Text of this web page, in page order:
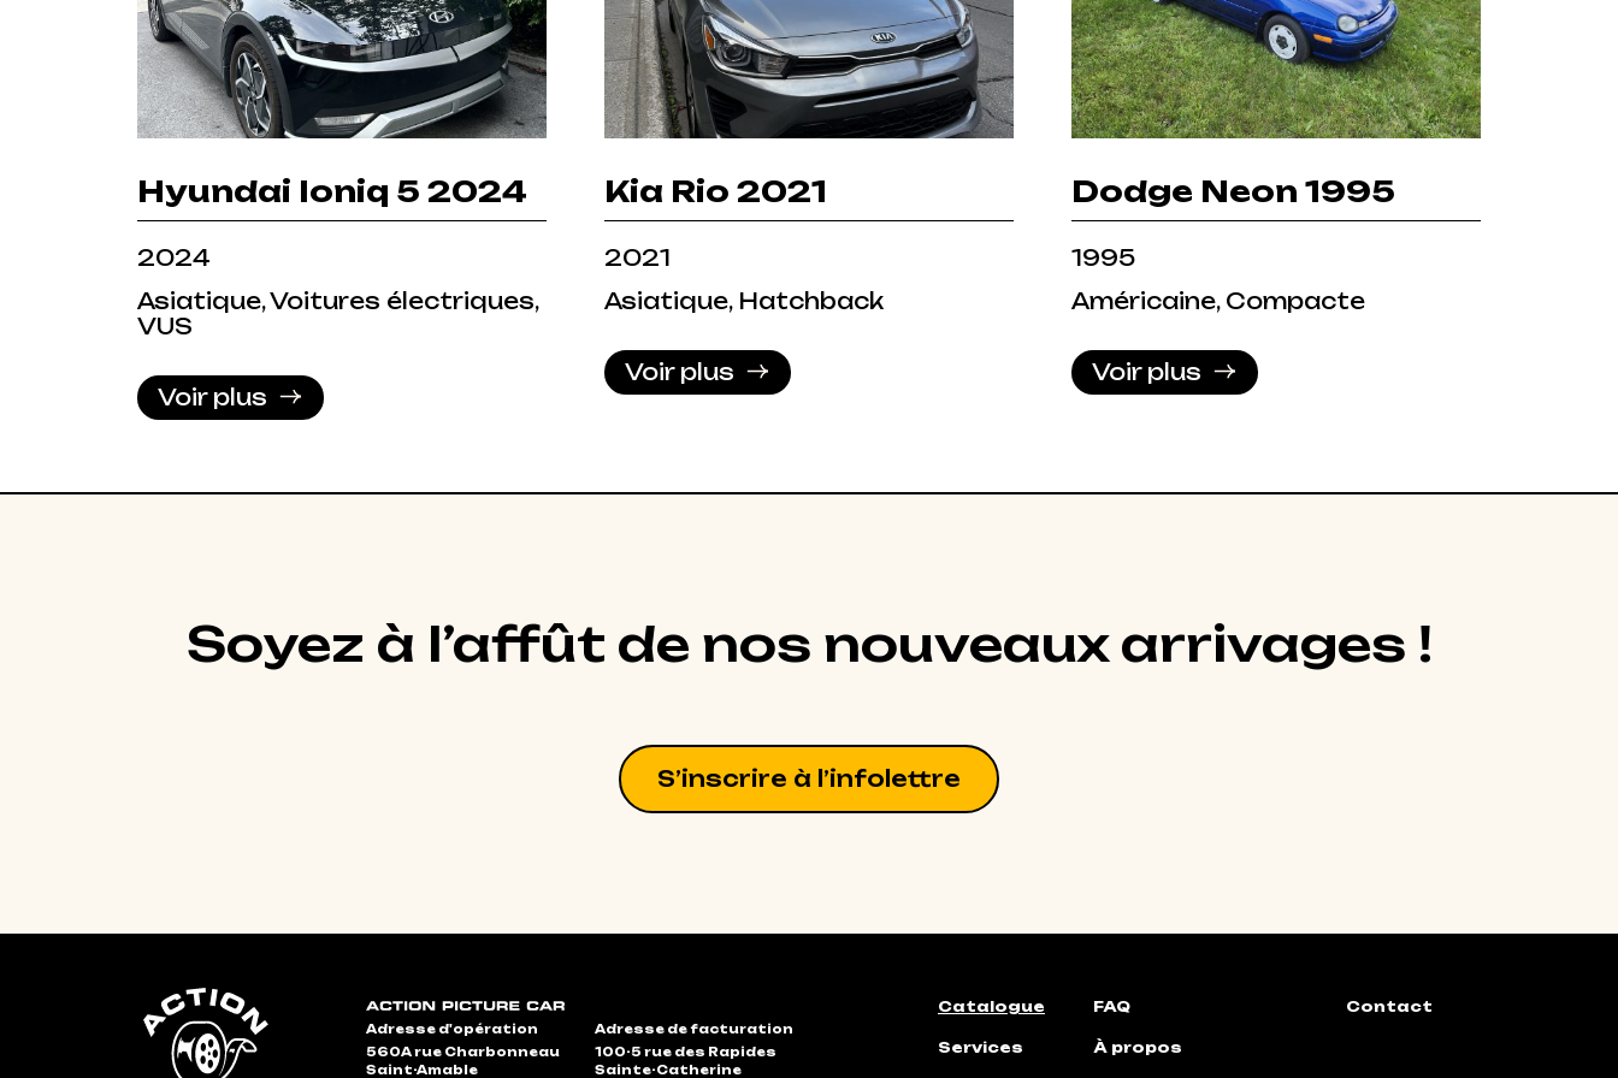
Hyundai Ioniq 5 2024
2024
Asiatique, Voitures électriques,
VUS
Voir plus
Kia Rio 2021
2021
Asiatique, Hatchback
Voir plus
Dodge Neon 1995
1995
Américaine, Compacte
Voir plus
Soyez à l’affût de nos nouveaux arrivages !
S’inscrire à l’infolettre
Adresse d'opération
560A rue Charbonneau
Saint-Amable
Adresse de facturation
100-5 rue des Rapides
Sainte-Catherine
Catalogue
Services
FAQ
À propos
Contact